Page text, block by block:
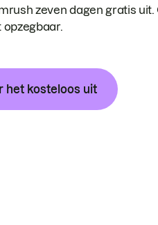
zeven dagen gratis uit.
het kosteloos uit